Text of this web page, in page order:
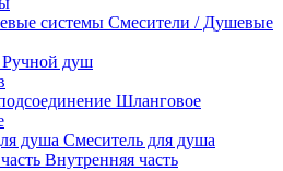
Смесители / Душевые
Ручной душ
Шланговое
Смеситель для душа
Внутренняя часть